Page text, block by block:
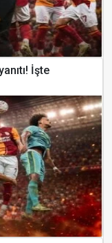
İşte